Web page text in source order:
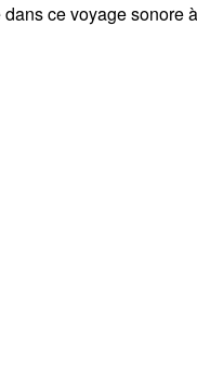
ce voyage sonore